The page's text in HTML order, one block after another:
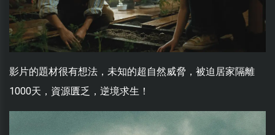
影片的題材很有想法，未知的超自然威脅，被迫居家隔離
1000天，資源匱乏，逆境求生！